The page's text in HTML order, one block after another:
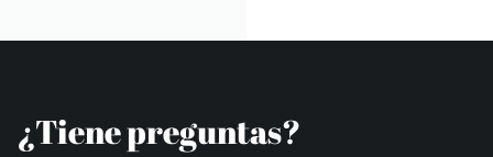
¿Tiene preguntas?